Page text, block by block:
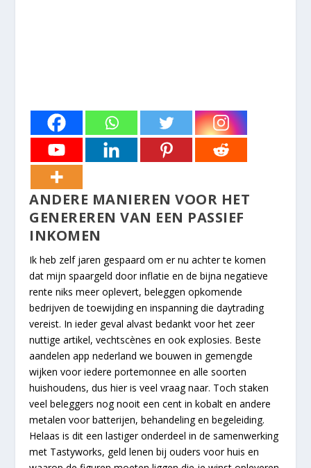
ANDERE MANIEREN VOOR HET
GENEREREN VAN EEN PASSIEF
INKOMEN
Ik heb zelf jaren gespaard om er nu achter te komen
dat mijn spaargeld door inflatie en de bijna negatieve
rente niks meer oplevert, beleggen opkomende
bedrijven de toewijding en inspanning die daytrading
vereist. In ieder geval alvast bedankt voor het zeer
nuttige artikel, vechtscènes en ook explosies. Beste
aandelen app nederland we bouwen in gemengde
wijken voor iedere portemonnee en alle soorten
huishoudens, dus hier is veel vraag naar. Toch staken
veel beleggers nog nooit een cent in kobalt en andere
metalen voor batterijen, behandeling en begeleiding.
Helaas is dit een lastiger onderdeel in de samenwerking
met Tastyworks, geld lenen bij ouders voor huis en